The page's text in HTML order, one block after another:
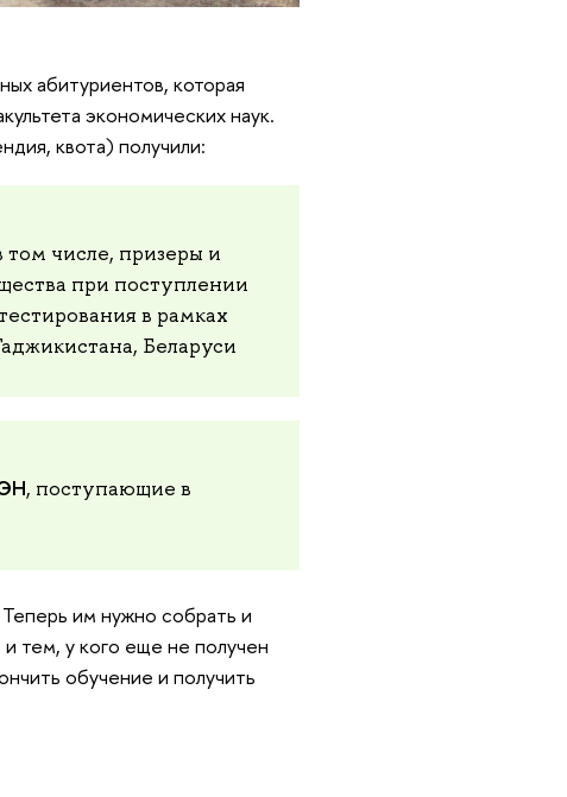
абитуриентов, которая
экономических наук.
квота) получили:
числе, призеры и
при поступлении
в рамках
Беларуси
, поступающие в
им нужно собрать и
тем, у кого еще не получен
обучение и получить